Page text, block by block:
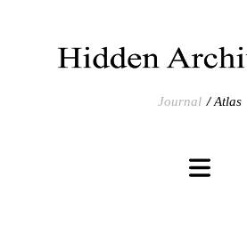
Journal Atlas